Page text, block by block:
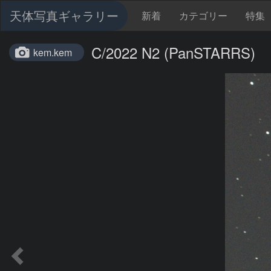
天体写真ギャラリー 新着 カテゴリー 特集
kem.kem C/2022 N2 (PanSTARRS)